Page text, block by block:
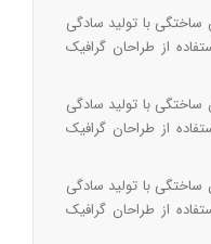
با تولید سادگی
از طراحان گرافیک
با تولید سادگی
از طراحان گرافیک
با تولید سادگی
از طراحان گرافیک